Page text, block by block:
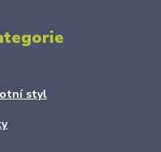
styl